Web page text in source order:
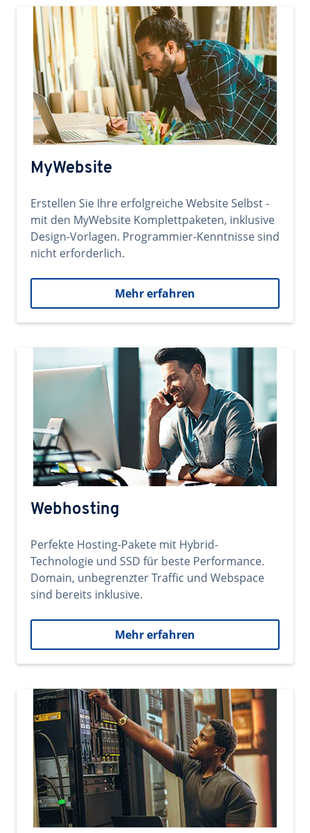
MyWebsite
Erstellen Sie Ihre erfolgreiche Website Selbst -
mit den MyWebsite Komplettpaketen, inklusive
Design-Vorlagen. Programmier-Kenntnisse sind
nicht erforderlich.
Mehr erfahren
Webhosting
Perfekte Hosting-Pakete mit Hybrid-
Technologie und SSD für beste Performance.
Domain, unbegrenzter Traffic und Webspace
sind bereits inklusive.
Mehr erfahren